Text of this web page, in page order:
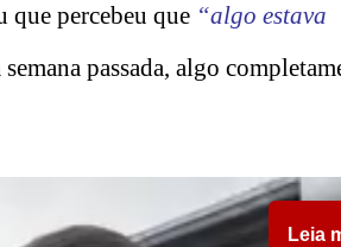
que percebeu que “algo estava
passada, algo
Leia